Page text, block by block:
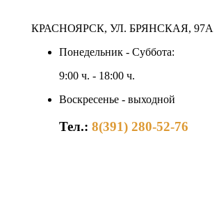
КРАСНОЯРСК, УЛ. БРЯНСКАЯ, 97А
Понедельник - Суббота:
9:00 ч. - 18:00 ч.
Воскресенье - выходной
Тел.: 8(391) 280-52-76